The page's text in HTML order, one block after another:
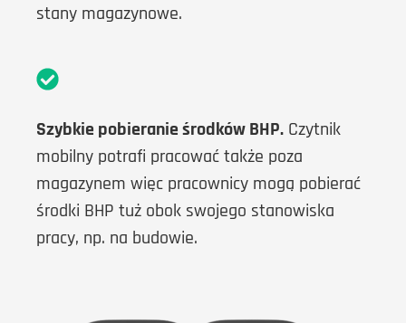
stany magazynowe.
Szybkie pobieranie środków BHP. Czytnik
mobilny potrafi pracować także poza
magazynem więc pracownicy mogą pobierać
środki BHP tuż obok swojego stanowiska
pracy, np. na budowie.